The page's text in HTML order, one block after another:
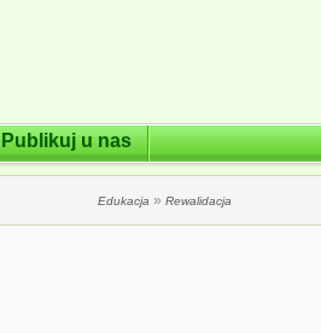
Publikuj u nas
Edukacja » Rewalidacja